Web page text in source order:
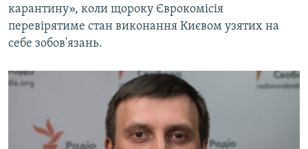
карантину», коли щороку Єврокомісія
перевірятиме стан виконання Києвом узятих на
себе зобов'язань.